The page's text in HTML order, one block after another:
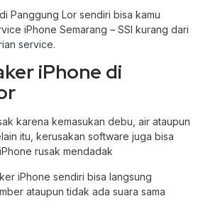
Panggung Lor sendiri bisa kamu
iPhone Semarang – SSI kurang dari
service.
iPhone di
karena kemasukan debu, air ataupun
itu, kerusakan software juga bisa
rusak mendadak
iPhone sendiri bisa langsung
ataupun tidak ada suara sama